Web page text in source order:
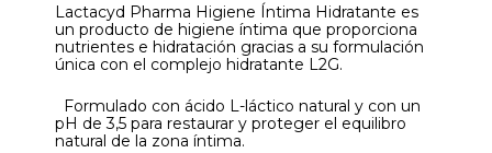
Lactacyd Pharma Higiene Íntima Hidratante es
un producto de higiene íntima que proporciona
nutrientes e hidratación gracias a su formulación
única con el complejo hidratante L2G.
Formulado con ácido L-láctico natural y con un
pH de 3,5 para restaurar y proteger el equilibro
natural de la zona íntima.